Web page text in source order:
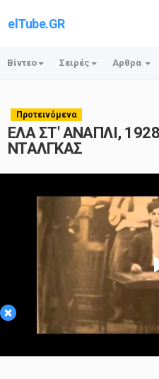
elTube.GR
Βίντεο Σειρές Αρθρα
Προτεινόμενα
ΕΛΑ ΣΤ' ΑΝΑΠΛΙ,
ΝΤΑΛΓΚΑΣ
×